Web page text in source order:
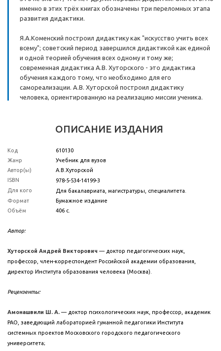
именно в этих трёх книгах обозначены три переломных этапа
развития дидактики.
Я.А.Коменский построил дидактику как "искусство учить всех
всему"; советский период завершился дидактикой как единой
и одной теорией обучения всех одному и тому же;
современная дидактика А.В. Хуторского - это дидактика
обучения каждого тому, что необходимо для его
самореализации. А.В. Хуторской построил дидактику
человека, ориентированную на реализацию миссии ученика.
ОПИСАНИЕ ИЗДАНИЯ
Код
610130
Жанр
Учебник для вузов
Автор(ы)
А.В.Хуторской
ISBN
978-5-534-14199-3
Для кого
Для бакалавриата, магистратуры, специалитета.
Формат
Бумажное издание
Объём
406 с.
Автор:
Хуторской Андрей Викторович — доктор педагогических наук,
профессор, член-корреспондент Российской академии образования,
директор Института образования человека (Москва).
Рецензенты:
Амонашвили Ш. А. — доктор психологических наук, профессор, академик
РАО, заведующий лабораторией гуманной педагогики Института
системных проектов Московского городского педагогического
университета;